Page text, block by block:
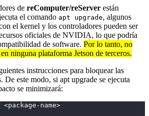
de reComputer/reServer están
el comando apt upgrade, algunos
el kernel y los controladores pueden ser
oficiales de NVIDIA, lo que podría
de software. Por lo tanto, no
en ninguna plataforma Jetson de terceros.
instrucciones para bloquear las
De este modo, si apt upgrade se ejecuta
se minimizará:
<package-name>